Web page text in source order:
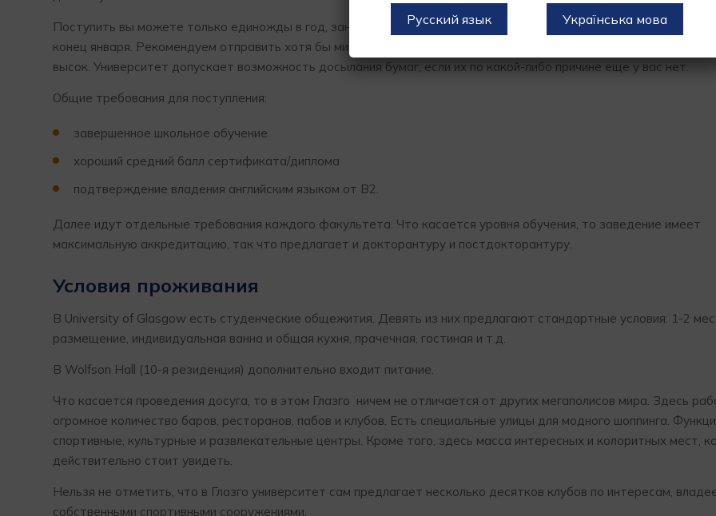
Поступить вы можете только единожды в год, занятия стартуют в сентябре. Крайний срок приема документом
конец января. Рекомендуем отправить хотя бы минимальный пакет документов до конца осени, так как конкурс
высок. Университет допускает возможность досылания бумаг, если их по какой-либо причине еще у вас нет.
Общие требования для поступления:
завершенное школьное обучение
хороший средний балл сертификата/диплома
подтверждение владения английским языком от В2.
Далее идут отдельные требования каждого факультета. Что касается уровня обучения, то заведение имеет
максимальную аккредитацию, так что предлагает и докторантуру и постдокторантуру.
Условия проживания
В University of Glasgow есть студенческие общежития. Девять из них предлагают стандартные условия: 1-2
размещение, индивидуальная ванна и общая кухня, прачечная, гостиная и т.д.
В Wolfson Hall (10-я резиденция) дополнительно входит питание.
Что касается проведения досуга, то в этом Глазго ничем не отличается от других мегаполисов мира. Здесь
огромное количество баров, ресторанов, пабов и клубов. Есть специальные улицы для модного шоппинга.
спортивные, культурные и развлекательные центры. Кроме того, здесь масса интересных и колоритных мест,
действительно стоит увидеть.
Нельзя не отметить, что в Глазго университет сам предлагает несколько десятков клубов по интересам,
собственными спортивными сооружениями.
Русский язык Українська мова